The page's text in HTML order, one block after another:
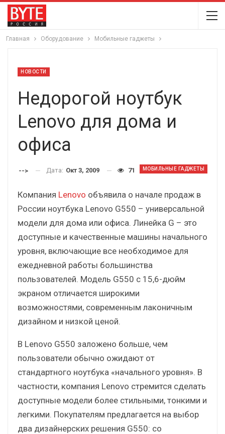
Главная Оборудование Мобильные гаджеты
НОВОСТИ
Недорогой ноутбук
Lenovo для дома и
офиса
МОБИЛЬНЫЕ ГАДЖЕТЫ
--> Дата: Окт 3, 2009 71
Компания Lenovo объявила о начале продаж в
России ноутбука Lenovo G550 – универсальной
модели для дома или офиса. Линейка G – это
доступные и качественные машины начального
уровня, включающие все необходимое для
ежедневной работы большинства
пользователей. Модель G550 с 15,6-дюйм
экраном отличается широкими
возможностями, современным лаконичным
дизайном и низкой ценой.
В Lenovo G550 заложено больше, чем
пользователи обычно ожидают от
стандартного ноутбука «начального уровня». В
частности, компания Lenovo стремится сделать
доступные модели более стильными, тонкими и
легкими. Покупателям предлагается на выбор
два дизайнерских решения G550: со